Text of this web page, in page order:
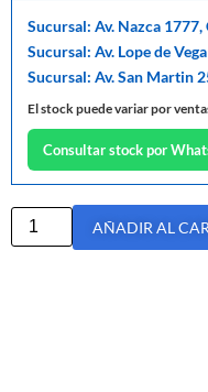
Sucursal: Av. Nazca
Sucursal: Av. Lope de
Sucursal: Av. San Martin
El stock puede variar por
Consultar stock por
AÑADIR AL